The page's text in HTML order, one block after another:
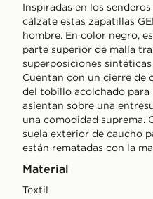
Inspiradas en los
cálzate estas zapatillas
hombre. En color negro,
parte superior de malla
superposiciones
Cuentan con un cierre de
del tobillo acolchado para
asientan sobre una
una comodidad suprema.
suela exterior de caucho
están rematadas con la
Material
Textil